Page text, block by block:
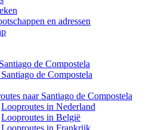
en adressen
de Compostela
de Compostela
naar Santiago de Compostela
Looproutes in Nederland
Looproutes in België
Looproutes in Frankrijk